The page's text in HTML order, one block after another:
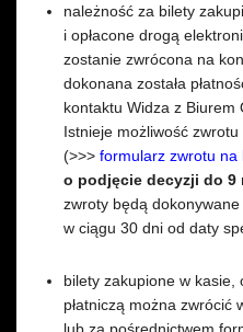
należność za bilety
i opłacone drogą
zostanie zwrócona na
dokonana została
kontaktu Widza z Biurem
Istnieje możliwość
(>>> formularz zwrotu na
o podjęcie decyzji do 9
zwroty będą
w ciągu 30 dni od daty
bilety zakupione w kasie,
płatniczą można zwrócić